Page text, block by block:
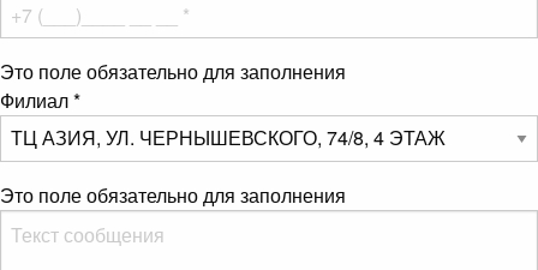
Это поле обязательно для заполнения
Филиал*
Это поле обязательно для заполнения